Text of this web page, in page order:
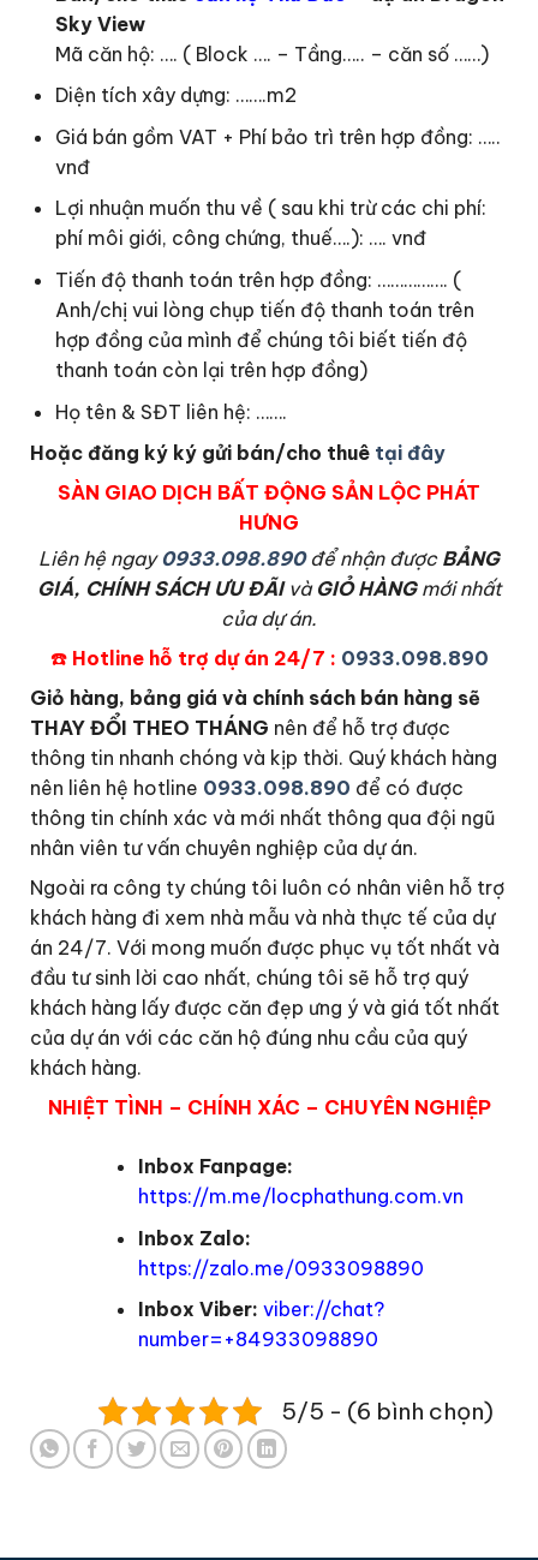
Sky View
Mã căn hộ: …. ( Block …. – Tầng….. – căn số ……)
Diện tích xây dựng: …….m2
Giá bán gồm VAT + Phí bảo trì trên hợp đồng: …..
vnđ
Lợi nhuận muốn thu về ( sau khi trừ các chi phí:
phí môi giới, công chứng, thuế….): …. vnđ
Tiến độ thanh toán trên hợp đồng: ……………. (
Anh/chị vui lòng chụp tiến độ thanh toán trên
hợp đồng của mình để chúng tôi biết tiến độ
thanh toán còn lại trên hợp đồng)
Họ tên & SĐT liên hệ: …….
Hoặc đăng ký ký gửi bán/cho thuê tại đây
SÀN GIAO DỊCH BẤT ĐỘNG SẢN LỘC PHÁT
HƯNG
Liên hệ ngay 0933.098.890để nhận được BẢNG
GIÁ, CHÍNH SÁCH ƯU ĐÃIvàGIỎ HÀNGmới nhất
của dự án.
☎️Hotline hỗ trợ dự án 24/7 : 0933.098.890
Giỏ hàng, bảng giá và chính sách bán hàng sẽ
THAY ĐỔI THEO THÁNG nên để hỗ trợ được
thông tin nhanh chóng và kịp thời. Quý khách hàng
nên liên hệ hotline 0933.098.890 để có được
thông tin chính xác và mới nhất thông qua đội ngũ
nhân viên tư vấn chuyên nghiệp của dự án.
Ngoài ra công ty chúng tôi luôn có nhân viên hỗ trợ
khách hàng đi xem nhà mẫu và nhà thực tế của dự
án 24/7. Với mong muốn được phục vụ tốt nhất và
đầu tư sinh lời cao nhất, chúng tôi sẽ hỗ trợ quý
khách hàng lấy được căn đẹp ưng ý và giá tốt nhất
của dự án với các căn hộ đúng nhu cầu của quý
khách hàng.
NHIỆT TÌNH – CHÍNH XÁC – CHUYÊN NGHIỆP
Inbox Fanpage:
https://m.me/locphathung.com.vn
Inbox Zalo:
https://zalo.me/0933098890
Inbox Viber: viber://chat?
number=+84933098890
5/5 - (6 bình chọn)